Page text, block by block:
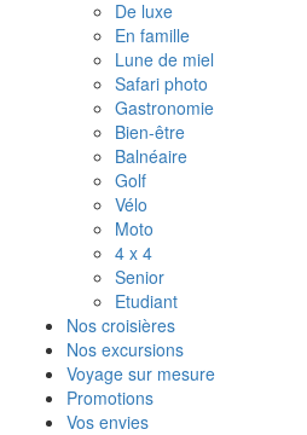
De luxe
En famille
Lune de miel
Safari photo
Gastronomie
Bien-être
Balnéaire
Golf
Vélo
Moto
4 x 4
Senior
Etudiant
Nos croisières
Nos excursions
Voyage sur mesure
Promotions
Vos envies